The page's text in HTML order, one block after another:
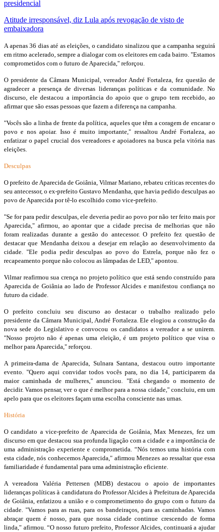
presidencial
Atitude irresponsável, diz Lula após revogação de visto de
embaixadora
A apenas 36 dias até as eleições, o candidato sinalizou que a campanha seguirá
em ritmo acelerado, sempre a dialogar com os eleitores em cada bairro. "Estamos
comprometidos com o futuro de Aparecida," reforçou.
O presidente da Câmara Municipal, vereador André Fortaleza, fez questão de
agradecer a presença de diversas lideranças políticas e da comunidade. No
discurso, ele destacou a importância do apoio que o grupo tem recebido, ao
afirmar que são essas pessoas que fazem a diferença na campanha.
"Vocês são a linha de frente da política, aqueles que têm a coragem de encarar o
povo e nos apoiar. Isso é muito importante," ressaltou André Fortaleza, ao
enfatizar o papel crucial dos vereadores e apoiadores na busca pela vitória nas
eleições.
Desculpas
O prefeito de Aparecida de Goiânia, Vilmar Mariano, rebateu críticas recentes do
seu antecessor, o ex-prefeito Gustavo Mendanha, que havia pedido desculpas ao
povo de Aparecida por tê-lo escolhido como vice-prefeito.
"Se for para pedir desculpas, ele deveria pedir ao povo por não ter feito mais por
Aparecida," afirmou, ao apontar que a cidade precisa de melhorias que não
foram realizadas durante a gestão do antecessor. O prefeito fez questão de
destacar que Mendanha deixou a desejar em relação ao desenvolvimento da
cidade. "Ele podia pedir desculpas ao povo do Estrela, porque não fez o
recapeamento porque não colocou as lâmpadas de LED," apontou.
Vilmar reafirmou sua crença no projeto político que está sendo construído para
Aparecida de Goiânia ao lado de Professor Alcides e manifestou confiança no
futuro da cidade.
O prefeito concluiu seu discurso ao destacar o trabalho realizado pelo
presidente da Câmara Municipal, André Fortaleza. Ele elogiou a construção da
nova sede do Legislativo e convocou os candidatos a vereador a se unirem.
"Nosso projeto não é apenas uma eleição, é um projeto político que visa o
melhor para Aparecida," reforçou.
A primeira-dama de Aparecida, Sulnara Santana, destacou outro importante
evento. "Quero aqui convidar todos vocês para, no dia 14, participarem da
maior caminhada de mulheres," anunciou. "Está chegando o momento de
decidir. Vamos pensar, ver o que é melhor para a nossa cidade," concluiu, em um
apelo para que os eleitores façam uma escolha consciente nas urnas.
História
O candidato a vice-prefeito de Aparecida de Goiânia, Max Menezes, fez um
discurso em que destacou sua profunda ligação com a cidade e a importância de
uma administração experiente e comprometida. “Nós temos uma história com
esta cidade, nós conhecemos Aparecida," afirmou Menezes ao ressaltar que essa
familiaridade é fundamental para uma administração eficiente.
A vereadora Valéria Pettersen (MDB) destacou o apoio de importantes
lideranças políticas à candidatura do Professor Alcides à Prefeitura de Aparecida
de Goiânia, enfatizou a união e o comprometimento do grupo com o futuro da
cidade. "Vamos para as ruas, para os bandeiraços, para as caminhadas. Vamos
abraçar quem é nosso, para que nossa cidade continue crescendo de forma
linda," afirmou. “O nosso futuro prefeito, Professor Alcides, continuará a ajudar